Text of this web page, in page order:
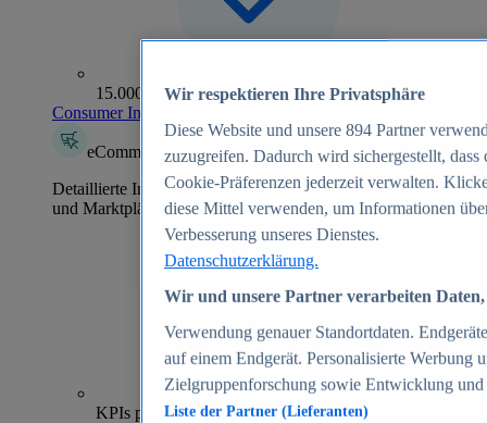
15.000+ Marken
Consumer Insights entdecken
eCommerce Insights
Detaillierte Informationen zu mehr als 39.000 Online-Shops
und Marktplätzen
70+
KPIs pro Shop
Wir respektieren Ihre Privatsphäre
Diese Website und unsere 894 Partner
zuzugreifen. Dadurch wird sichergestellt,
Cookie-Präferenzen jederzeit verwalten.
diese Mittel verwenden, um Informationen
Verbesserung unseres Dienstes.
Datenschutzerklärung.
Wir und unsere Partner verarbeiten
Verwendung genauer Standortdaten.
auf einem Endgerät. Personalisierte Werbung
Zielgruppenforschung sowie Entwicklung
Liste der Partner (Lieferanten)